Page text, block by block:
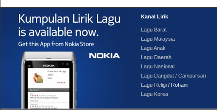
Kanal Lirik
Lagu Barat
Lagu Malaysia
Lagu Anak
Lagu Daerah
Lagu Nasional
Lagu Dangdut / Campursari
Lagu Religi / Rohani
Lagu Korea